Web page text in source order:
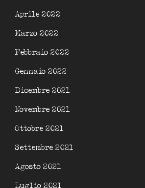
Aprile 2022
Marzo 2022
Febbraio 2022
Gennaio 2022
Dicembre 2021
Novembre 2021
Ottobre 2021
Settembre 2021
Agosto 2021
Luglio 2021